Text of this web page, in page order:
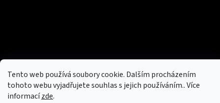
Tento web používá soubory cookie. Dalším procházením
tohoto webu vyjadřujete souhlas s jejich používáním.. Více
informacízde.
Copyright 2026